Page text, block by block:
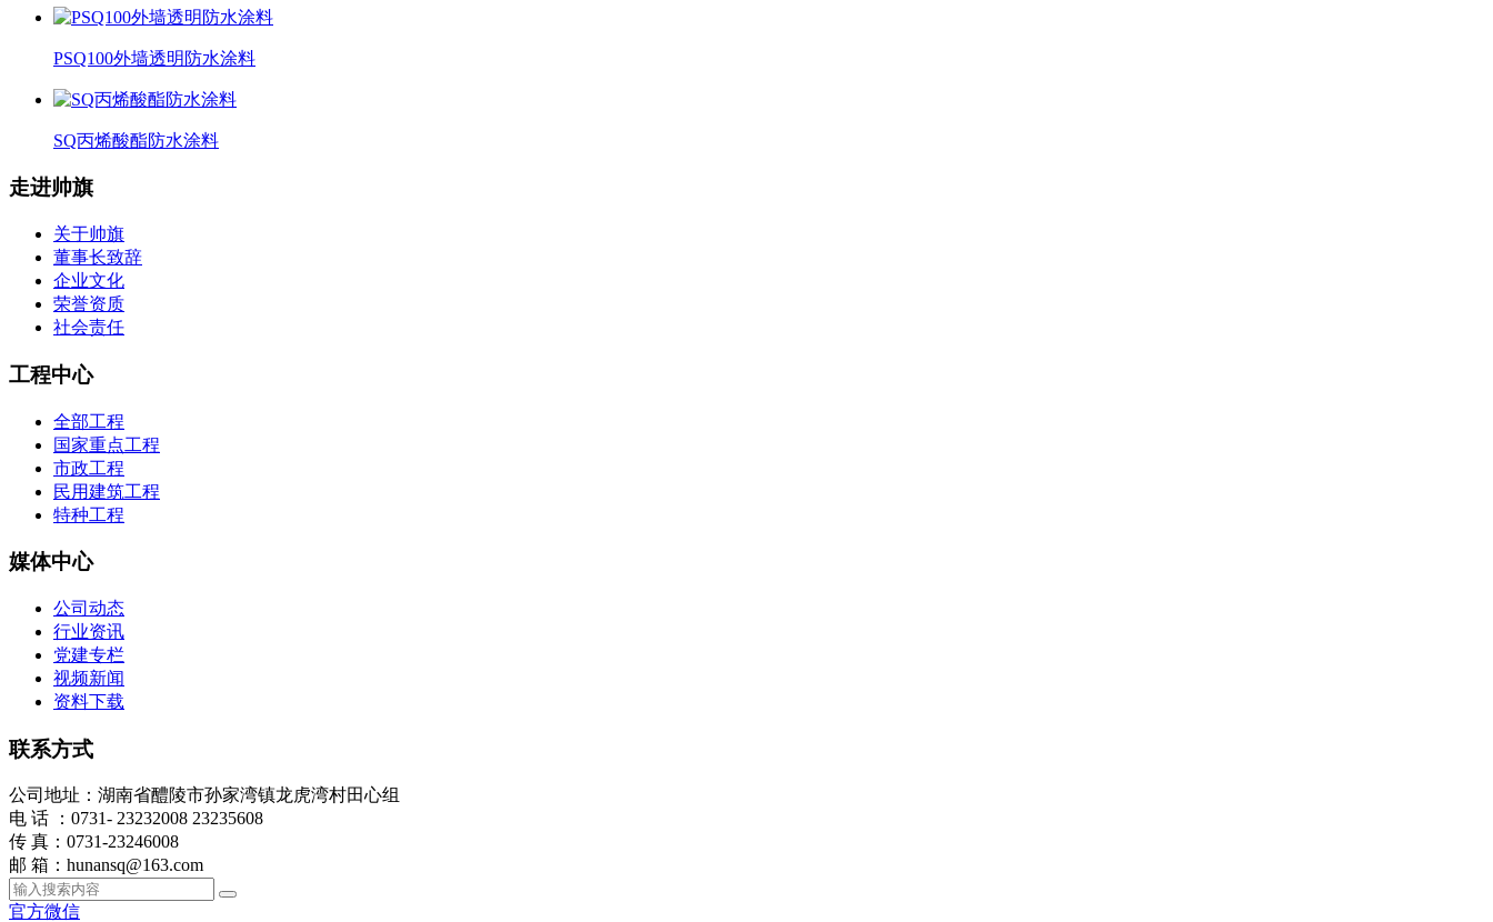
PSQ100外墙透明防水涂料
SQ丙烯酸酯防水涂料
走进帅旗
关于帅旗
董事长致辞
企业文化
荣誉资质
社会责任
工程中心
全部工程
国家重点工程
市政工程
民用建筑工程
特种工程
媒体中心
公司动态
行业资讯
党建专栏
视频新闻
资料下载
联系方式
公司地址：湖南省醴陵市孙家湾镇龙虎湾村田心组
电 话 ：0731- 23232008 23235608
传 真：0731-23246008
邮 箱：hunansq@163.com
官方微信